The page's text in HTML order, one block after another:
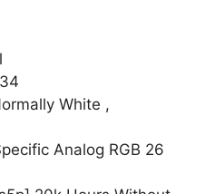
White ,
Analog RGB 26